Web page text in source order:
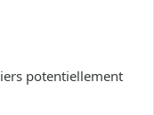
potentiellement